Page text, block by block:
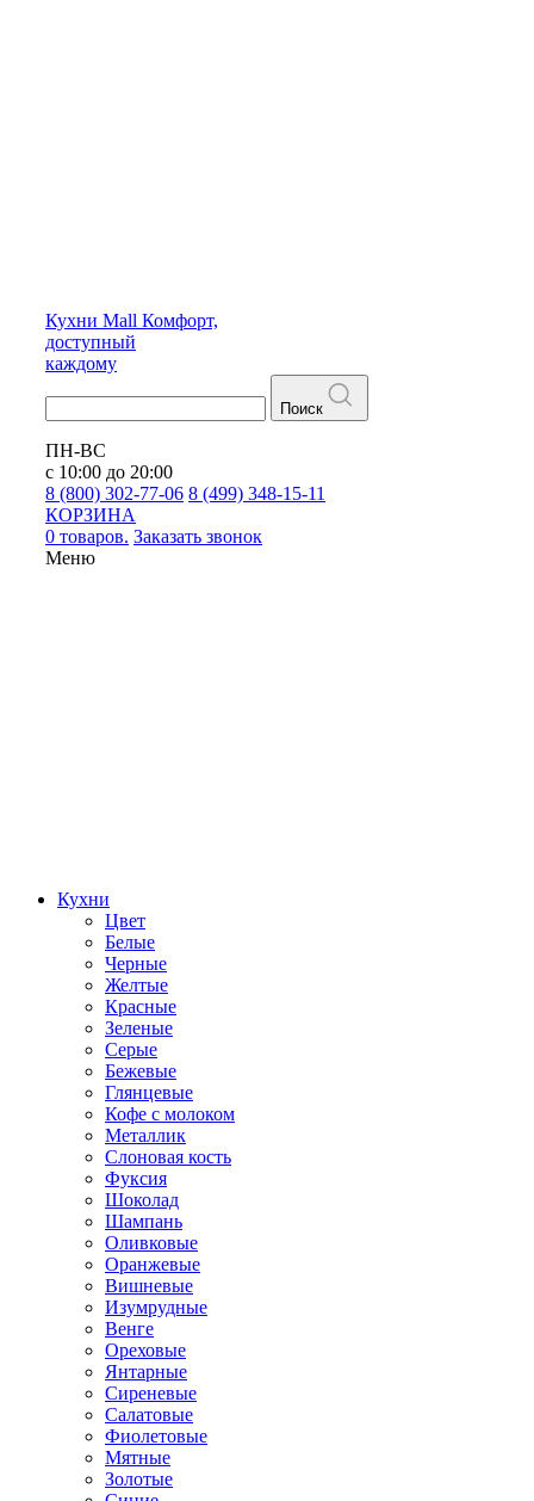
Кухни Mall Комфорт,
доступный
каждому
Поиск
ПН-ВС
с 10:00 до 20:00
8 (800) 302-77-06 8 (499) 348-15-11
КОРЗИНА
0 товаров. Заказать звонок
Меню
Кухни
Цвет
Белые
Черные
Желтые
Красные
Зеленые
Серые
Бежевые
Глянцевые
Кофе с молоком
Металлик
Слоновая кость
Фуксия
Шоколад
Шампань
Оливковые
Оранжевые
Вишневые
Изумрудные
Венге
Ореховые
Янтарные
Сиреневые
Салатовые
Фиолетовые
Мятные
Золотые